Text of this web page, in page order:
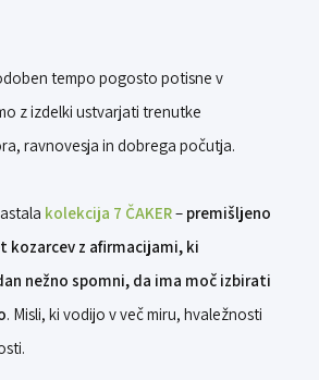
tempo pogosto potisne v
z izdelki ustvarjati trenutke
ravnovesja in dobrega počutja.
kolekcija 7 ČAKER– premišljeno
kozarcev z afirmacijami, ki
nežno spomni, da ima moč izbirati
. Misli, ki vodijo v več miru, hvaležnosti